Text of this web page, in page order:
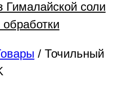
Гималайской соли
/ Точильный